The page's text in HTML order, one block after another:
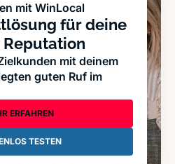
mit WinLocal
für deine
Reputation
mit deinem
guten Ruf im
ERFAHREN
TESTEN